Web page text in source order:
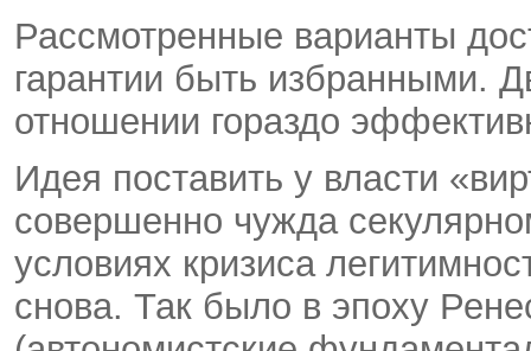
Рассмотренные варианты
гарантии быть избранными.
отношении гораздо
Идея поставить у власти
совершенно чужда
условиях кризиса
снова. Так было в эпоху